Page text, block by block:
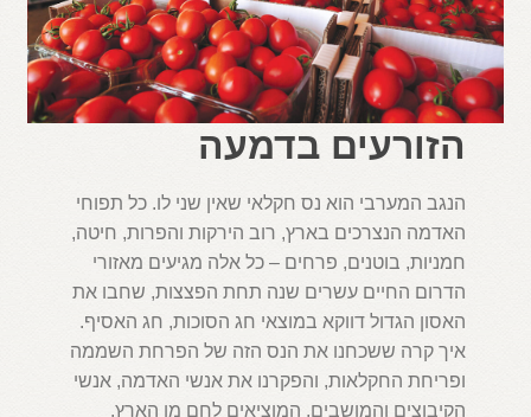
הזורעים בדמעה
הנגב המערבי הוא נס חקלאי שאין שני לו. כל תפוחי
האדמה הנצרכים בארץ, רוב הירקות והפרות, חיטה,
חמניות, בוטנים, פרחים – כל אלה מגיעים מאזורי
הדרום החיים עשרים שנה תחת הפצצות, שחבו את
האסון הגדול דווקא במוצאי חג הסוכות, חג האסיף.
איך קרה ששכחנו את הנס הזה של הפרחת השממה
ופריחת החקלאות, והפקרנו את אנשי האדמה, אנשי
הקיבוצים והמושבים, המוציאים לחם מן הארץ.